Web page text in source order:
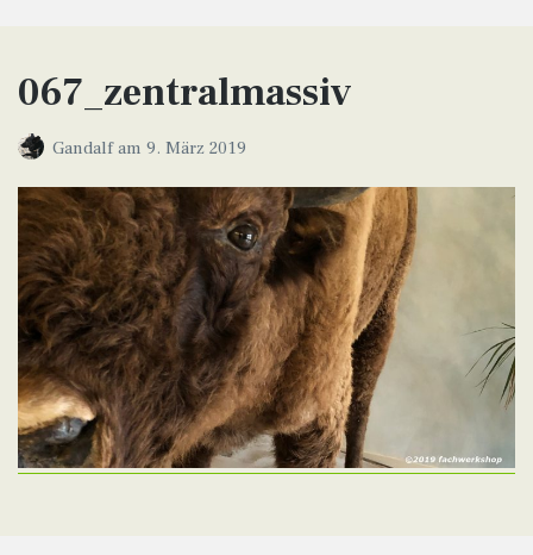
067_zentralmassiv
Gandalfam 9. März 2019